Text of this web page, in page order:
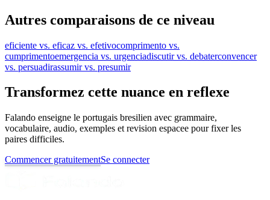
Autres comparaisons de ce niveau
eficiente vs. eficaz vs. efetivocomprimento vs.
cumprimentoemergencia vs. urgenciadiscutir vs. debaterconvencer
vs. persuadirassumir vs. presumir
Transformez cette nuance en reflexe
Falando enseigne le portugais bresilien avec grammaire,
vocabulaire, audio, exemples et revision espacee pour fixer les
paires difficiles.
Commencer gratuitementSe connecter